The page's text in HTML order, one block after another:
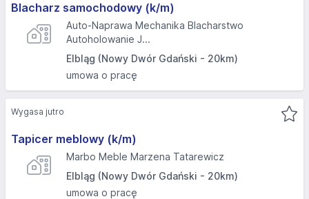
Blacharz samochodowy (k/m)
Auto-Naprawa Mechanika Blacharstwo
Autoholowanie J...
Elbląg (Nowy Dwór Gdański - 20km)
umowa o pracę
Tapicer meblowy (k/m)
Marbo Meble Marzena Tatarewicz
Elbląg (Nowy Dwór Gdański - 20km)
umowa o pracę
Wygasa jutro